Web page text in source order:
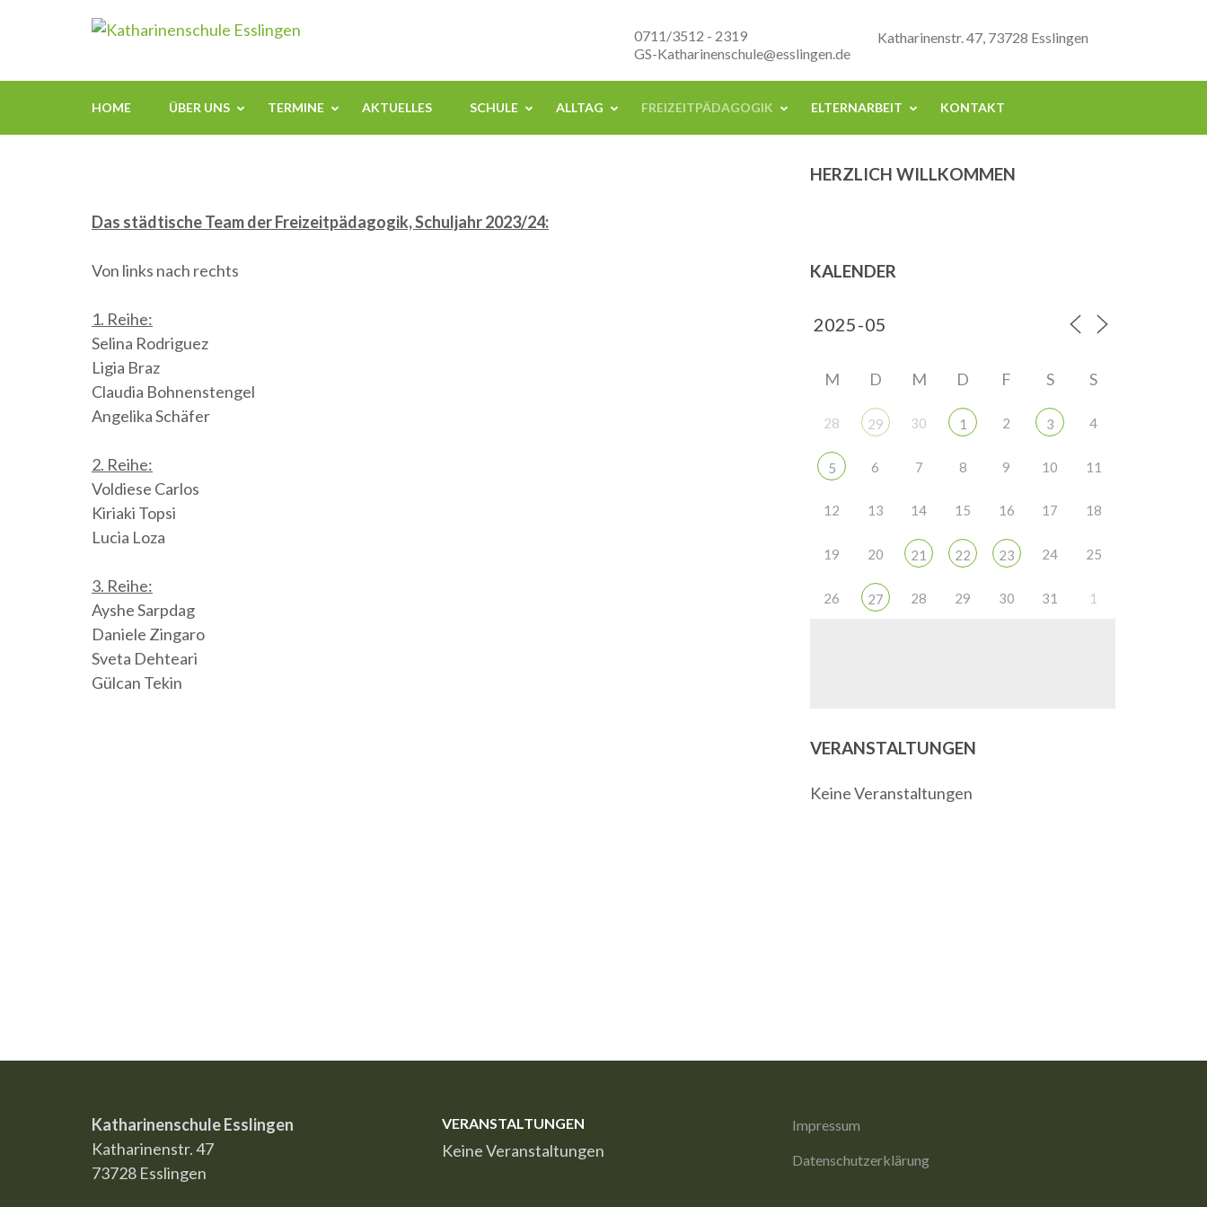
(Enter
Katharinenstr. 47, 73728 Esslingen
0711/3512 - 2319
GS-Katharinenschule@esslingen.de
HOME ÜBER UNS TERMINE AKTUELLES SCHULE ALLTAG FREIZEITPÄDAGOGIK ELTERNARBEIT KONTAKT
Das städtische Team der Freizeitpädagogik, Schuljahr 2023/24:
Von links nach rechts
1. Reihe:
Selina Rodriguez
Ligia Braz
Claudia Bohnenstengel
Angelika Schäfer
2. Reihe:
Voldiese Carlos
Kiriaki Topsi
Lucia Loza
3. Reihe:
Ayshe Sarpdag
Daniele Zingaro
Sveta Dehteari
Gülcan Tekin
HERZLICH WILLKOMMEN
KALENDER
M D M D F S S
28 29 30 1 2 3 4
5 6 7 8 9 10 11
12 13 14 15 16 17 18
19 20 21 22 23 24 25
26 27 28 29 30 31 1
VERANSTALTUNGEN
Keine Veranstaltungen
Katharinenschule Esslingen
Katharinenstr. 47
73728 Esslingen
VERANSTALTUNGEN
Keine Veranstaltungen
Impressum
Datenschutzerklärung